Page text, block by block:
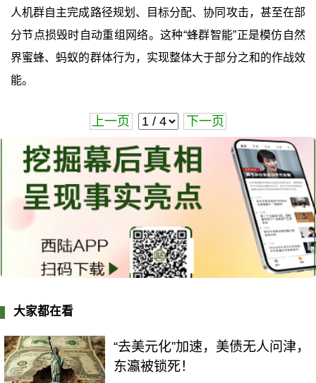
人机群自主完成路径规划、目标分配、协同攻击，甚至在部
分节点损毁时自动重组网络。这种“蜂群智能”正是模仿自然
界蜜蜂、蚂蚁的群体行为，实现整体大于部分之和的作战效
能。
上一页 下一页
大家都在看
“去美元化”加速，美债无人问津，
东瀛被锁死！